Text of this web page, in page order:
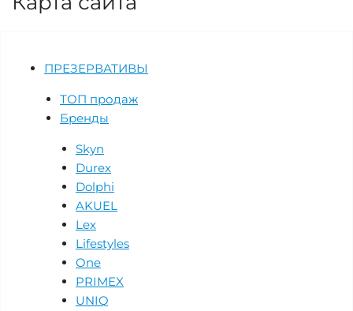
ПРЕЗЕРВАТИВЫ
ТОП продаж
Бренды
Skyn
Durex
Dolphi
AKUEL
Lex
Lifestyles
One
PRIMEX
UNIQ